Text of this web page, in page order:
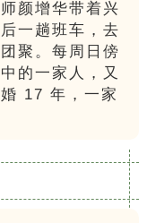
颜增华带着兴
一趟班车，去
聚。每周日傍
的一家人，又
17 年，一家